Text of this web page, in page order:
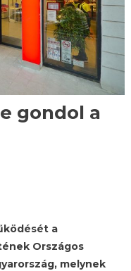
gondol a
a
Országos
melynek